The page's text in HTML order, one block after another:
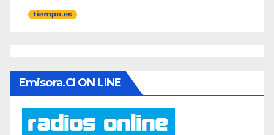
Emisora.cl ON LINE